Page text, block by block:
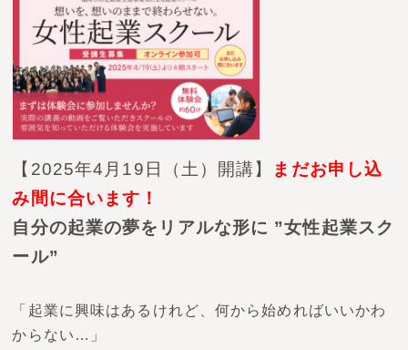
【2025年4月19日（土）開講】
まだお申し込
み間に合います！
自分の起業の夢をリアルな形に ”女性起業スク
ール”
「起業に興味はあるけれど、何から始めればいいかわ
からない…」